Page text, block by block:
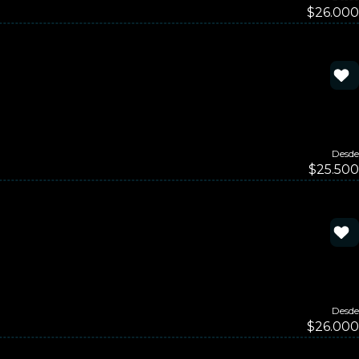
$26.000
Desde
$25.500
Desde
$26.000